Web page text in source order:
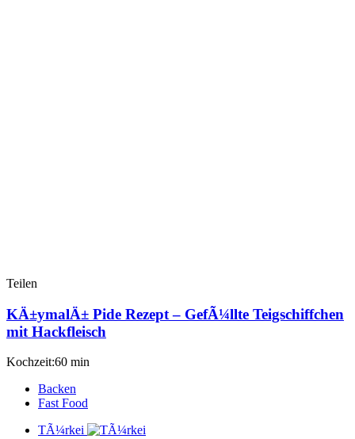
Teilen
KÄ±ymalÄ± Pide Rezept – GefÃ¼llte Teigschiffchen
mit Hackfleisch
Kochzeit:60 min
Backen
Fast Food
TÃ¼rkei